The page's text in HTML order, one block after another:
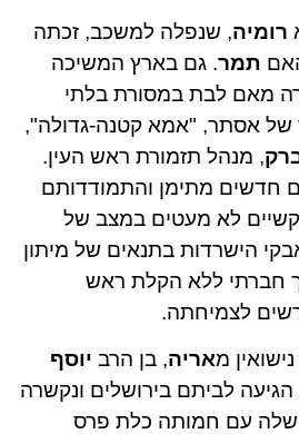
רומיה, שנפלה למשכב, זכתה
תמר. גם בארץ המשיכה
מאם לבת במסורת בלתי
של אסתר, "אמא קטנה-גדולה",
, מנהל תזמורת ראש העין.
חדשים מתימן והתמודדותם
לא מעטים במצב של
הישרדות בתנאים של מיתון
חברתי ללא הקלת ראש
לצמיחתה.
מאריה, בן הרב יוסף
הגיעה לביתם בירושלים ונקשרה
עם חמותה כלת פרס